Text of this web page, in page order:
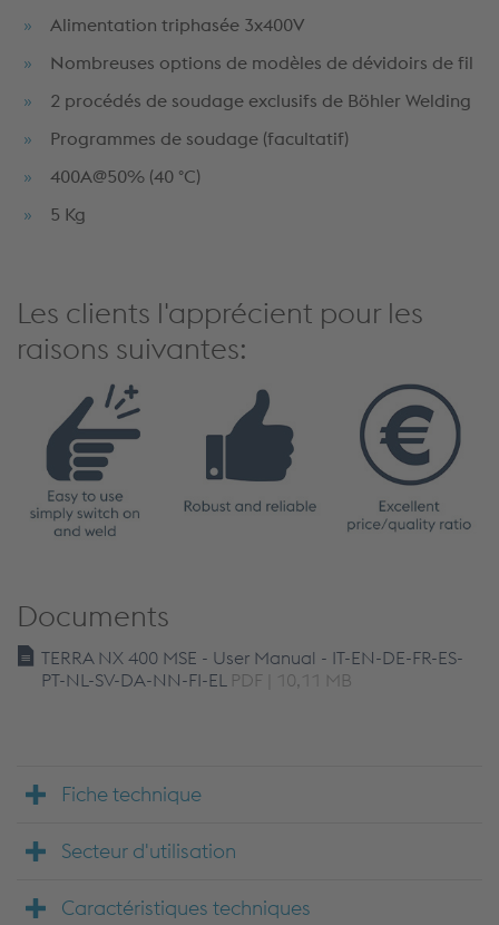
Alimentation triphasée 3x400V
Nombreuses options de modèles de dévidoirs de fil
2 procédés de soudage exclusifs de Böhler Welding
Programmes de soudage (facultatif)
400A@50% (40 °C)
5 Kg
Les clients l'apprécient pour les
raisons suivantes:
Documents
TERRA NX 400 MSE - User Manual - IT-EN-DE-FR-ES-
PT-NL-SV-DA-NN-FI-EL PDF | 10,11 MB
Fiche technique
Secteur d'utilisation
Caractéristiques techniques